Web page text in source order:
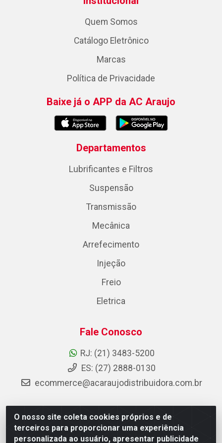
O nosso site coleta cookies próprios e de
terceiros para proporcionar uma experiência
personalizada ao usuário, apresentar publicidade
Quem Somos
Catálogo Eletrônico
Marcas
Política de Privacidade
Baixe já o APP da AC Araujo
Departamentos
Lubrificantes e Filtros
Suspensão
Transmissão
Mecânica
Arrefecimento
Injeção
Freio
Eletrica
Fale Conosco
RJ: (21) 3483-5200
ES: (27) 2888-0130
ecommerce@acaraujodistribuidora.com.br
AC Araujo Distribuidora - Rua Carneiro de Campos, 42 -
São Cristóvão, Rio de Janeiro/RJ - CEP 20.920-410 -